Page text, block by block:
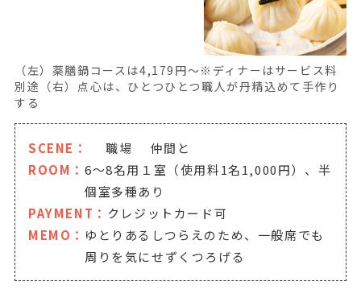
（左）薬膳鍋コースは4,179円～※ディナーはサービス料
別途（右）点心は、ひとつひとつ職人が丹精込めて手作り
する
SCENE： 職場
仲間と
ROOM： 6～8名用１室（使用料1名1,000円）、半
個室多種あり
PAYMENT： クレジットカード可
MEMO： ゆとりあるしつらえのため、一般席でも
周りを気にせずくつろげる